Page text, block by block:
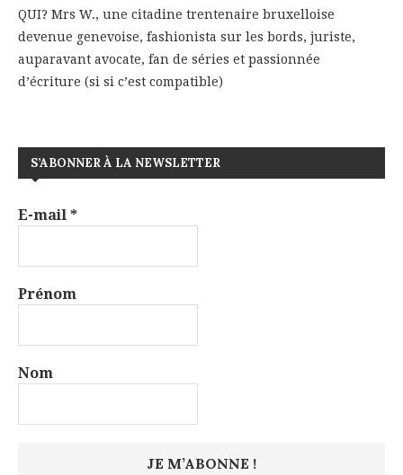
QUI? Mrs W., une citadine trentenaire bruxelloise
devenue genevoise, fashionista sur les bords, juriste,
auparavant avocate, fan de séries et passionnée
d’écriture (si si c’est compatible)
S’ABONNER À LA NEWSLETTER
E-mail *
Prénom
Nom